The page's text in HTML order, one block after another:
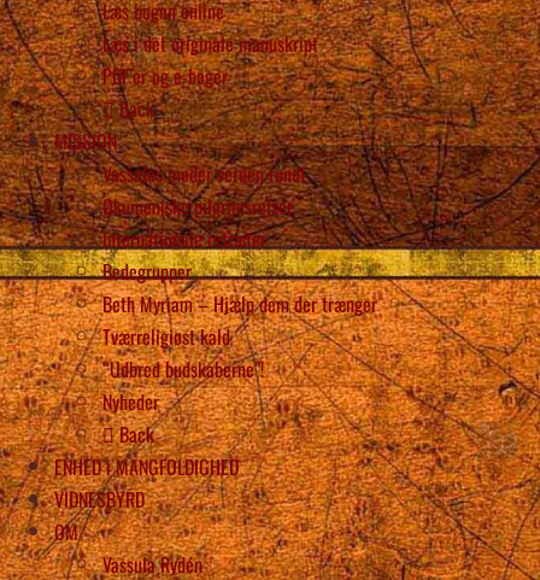
Læs bogen online
Læs i det originale manuskript
PDF’er og e-bøger
Back
MISSION
Vassulas møder verden rundt
Økumeniske pilgrimsrejser
Internationale retræter
Bedegrupper
Beth Myriam – Hjælp dem der trænger
Tværreligiøst kald
“Udbred budskaberne”!
Nyheder
Back
ENHED i MANGFOLDIGHED
VIDNESBYRD
OM
Vassula Rydén